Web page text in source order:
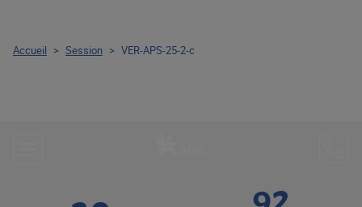
Accueil > Session > VER-APS-25-2-c